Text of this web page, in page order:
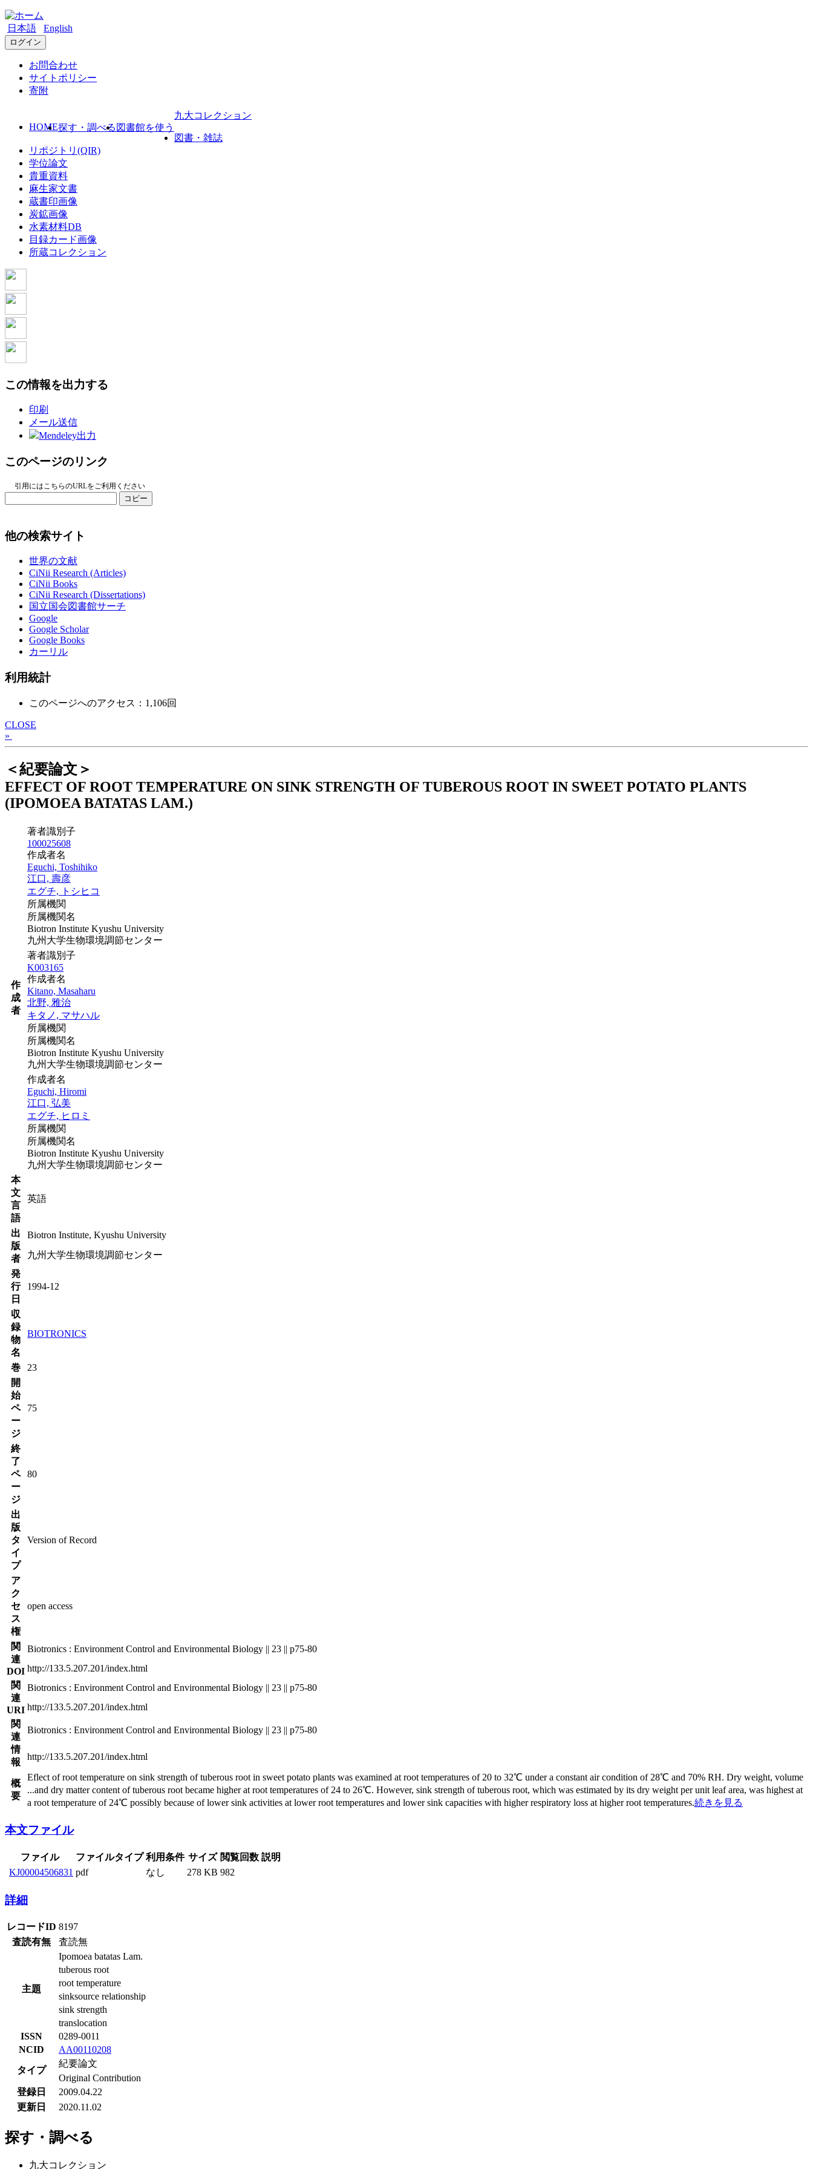
日本語 English
ログイン
お問合わせ
サイトポリシー
寄附
HOME探す・調べる 図書館を使う
九大コレクション
図書・雑誌
リポジトリ(QIR)
学位論文
貴重資料
麻生家文書
蔵書印画像
炭鉱画像
水素材料DB
目録カード画像
所蔵コレクション
この情報を出力する
印刷
メール送信
Mendeley出力
このページのリンク
引用にはこちらのURLをご利用ください
コピー
他の検索サイト
世界の文献
CiNii Research (Articles)
CiNii Books
CiNii Research (Dissertations)
国立国会図書館サーチ
Google
Google Scholar
Google Books
カーリル
利用統計
このページへのアクセス：1,106回
CLOSE
»
＜紀要論文＞
EFFECT OF ROOT TEMPERATURE ON SINK STRENGTH OF TUBEROUS ROOT IN SWEET POTATO PLANTS
(IPOMOEA BATATAS LAM.)
作
成
者
著者識別子
100025608
作成者名
Eguchi, Toshihiko
江口, 壽彦
エグチ, トシヒコ
所属機関
所属機関名
Biotron Institute Kyushu University
九州大学生物環境調節センター
著者識別子
K003165
作成者名
Kitano, Masaharu
北野, 雅治
キタノ, マサハル
所属機関
所属機関名
Biotron Institute Kyushu University
九州大学生物環境調節センター
作成者名
Eguchi, Hiromi
江口, 弘美
エグチ, ヒロミ
所属機関
所属機関名
Biotron Institute Kyushu University
九州大学生物環境調節センター
本
文
言
語
英語
出
版
者
Biotron Institute, Kyushu University
九州大学生物環境調節センター
発
行
日
1994-12
収
録
物
名
BIOTRONICS
巻
23
開
始
ペ
ー
ジ
75
終
了
ペ
ー
ジ
80
出
版
タ
イ
プ
Version of Record
ア
ク
セ
ス
権
open access
関
連
DOI
Biotronics : Environment Control and Environmental Biology || 23 || p75-80
http://133.5.207.201/index.html
関
連
URI
Biotronics : Environment Control and Environmental Biology || 23 || p75-80
http://133.5.207.201/index.html
関
連
情
報
Biotronics : Environment Control and Environmental Biology || 23 || p75-80
http://133.5.207.201/index.html
概
要
Eflect of root temperature on sink strength of tuberous root in sweet potato plants was examined at root temperatures of 20 to 32℃ under a constant air condition of 28℃ and 70% RH. Dry weight, volume
...and dry matter content of tuberous root became higher at root temperatures of 24 to 26℃. However, sink strength of tuberous root, which was estimated by its dry weight per unit leaf area, was highest at
a root temperature of 24℃ possibly because of lower sink activities at lower root temperatures and lower sink capacities with higher respiratory loss at higher root temperatures.続きを見る
本文ファイル
ファイル ファイルタイプ 利用条件 サイズ 閲覧回数 説明
KJ00004506831 pdf なし 278 KB 982
詳細
レコードID 8197
査読有無
査読無
主題
Ipomoea batatas Lam.
tuberous root
root temperature
sinksource relationship
sink strength
translocation
ISSN
0289-0011
NCID
AA00110208
タイプ
紀要論文
Original Contribution
登録日
2009.04.22
更新日
2020.11.02
探す・調べる
九大コレクション